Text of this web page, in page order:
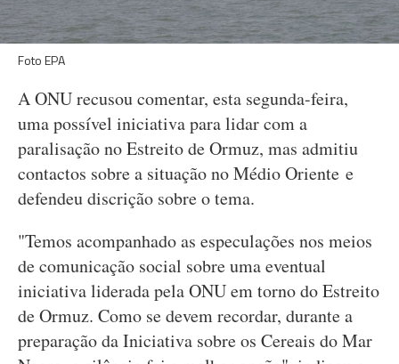
Foto EPA
A ONU recusou comentar, esta segunda-feira,
uma possível iniciativa para lidar com a
paralisação no Estreito de Ormuz, mas admitiu
contactos sobre a situação no Médio Oriente e
defendeu discrição sobre o tema.
"Temos acompanhado as especulações nos meios
de comunicação social sobre uma eventual
iniciativa liderada pela ONU em torno do Estreito
de Ormuz. Como se devem recordar, durante a
preparação da Iniciativa sobre os Cereais do Mar